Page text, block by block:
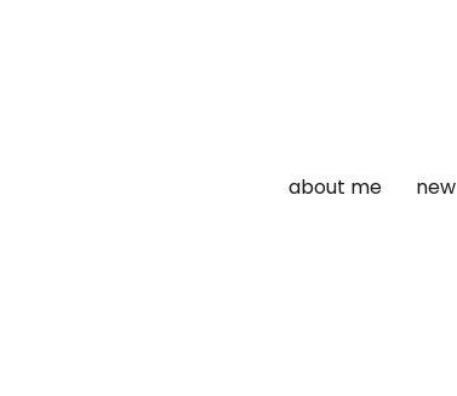
about me new